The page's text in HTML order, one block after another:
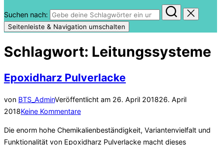
Suchen nach:
Seitenleiste & Navigation umschalten
Schlagwort: Leitungssysteme
Epoxidharz Pulverlacke
von BTS_AdminVeröffentlicht am 26. April 201826. April
2018Keine Kommentare
Die enorm hohe Chemikalienbeständigkeit, Variantenvielfalt und
Funktionalität von Epoxidharz Pulverlacke macht dieses